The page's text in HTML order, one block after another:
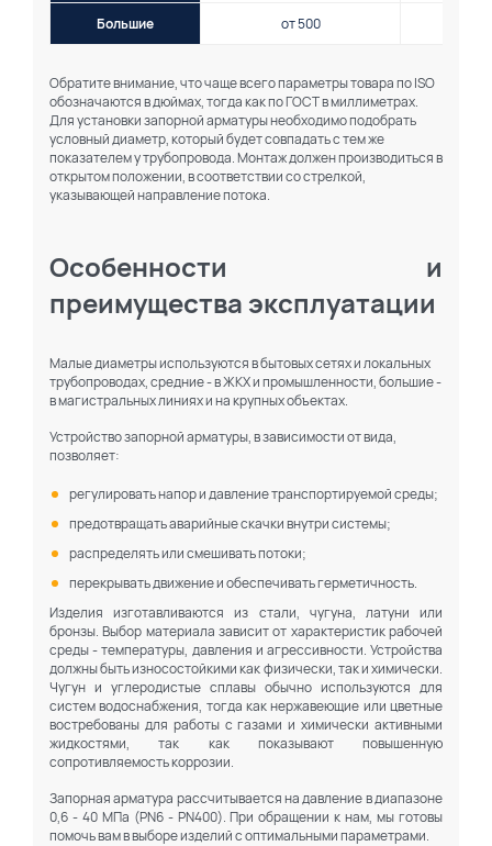
Большие от 500
Обратите внимание, что чаще всего параметры товара по ISO
обозначаются в дюймах, тогда как по ГОСТ в миллиметрах.
Для установки запорной арматуры необходимо подобрать
условный диаметр, который будет совпадать с тем же
показателем у трубопровода. Монтаж должен производиться в
открытом положении, в соответствии со стрелкой,
указывающей направление потока.
Особенности и
преимущества эксплуатации
Малые диаметры используются в бытовых сетях и локальных
трубопроводах, средние - в ЖКХ и промышленности, большие -
в магистральных линиях и на крупных объектах.
Устройство запорной арматуры, в зависимости от вида,
позволяет:
регулировать напор и давление транспортируемой среды;
предотвращать аварийные скачки внутри системы;
распределять или смешивать потоки;
перекрывать движение и обеспечивать герметичность.
Изделия изготавливаются из стали, чугуна, латуни или
бронзы. Выбор материала зависит от характеристик рабочей
среды - температуры, давления и агрессивности. Устройства
должны быть износостойкими как физически, так и химически.
Чугун и углеродистые сплавы обычно используются для
систем водоснабжения, тогда как нержавеющие или цветные
востребованы для работы с газами и химически активными
жидкостями, так как показывают повышенную
сопротивляемость коррозии.
Запорная арматура рассчитывается на давление в диапазоне
0,6 - 40 МПа (PN6 - PN400). При обращении к нам, мы готовы
помочь вам в выборе изделий с оптимальными параметрами.